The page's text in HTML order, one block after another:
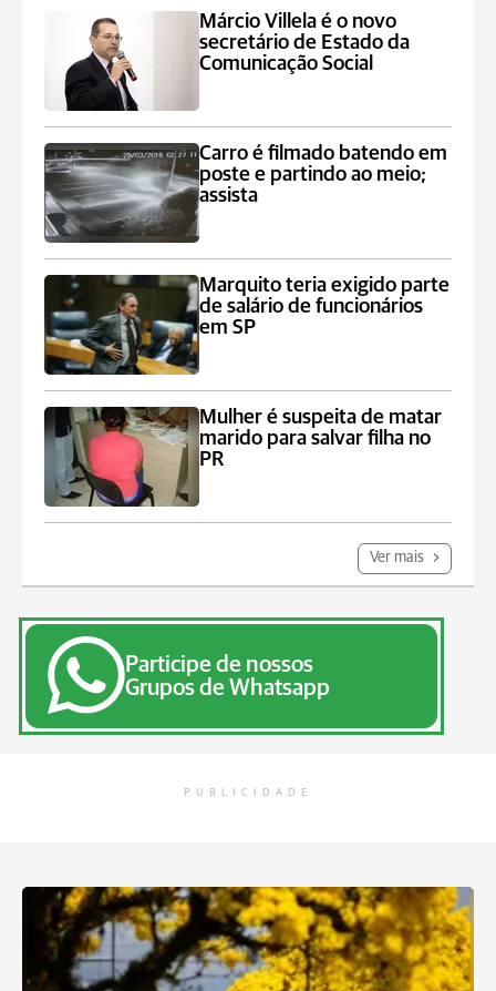
Márcio Villela é o novo
secretário de Estado da
Comunicação Social
Carro é filmado batendo em
poste e partindo ao meio;
assista
Marquito teria exigido parte
de salário de funcionários
em SP
Mulher é suspeita de matar
marido para salvar filha no
PR
Ver mais
Participe de nossos
Grupos de Whatsapp
PUBLICIDADE